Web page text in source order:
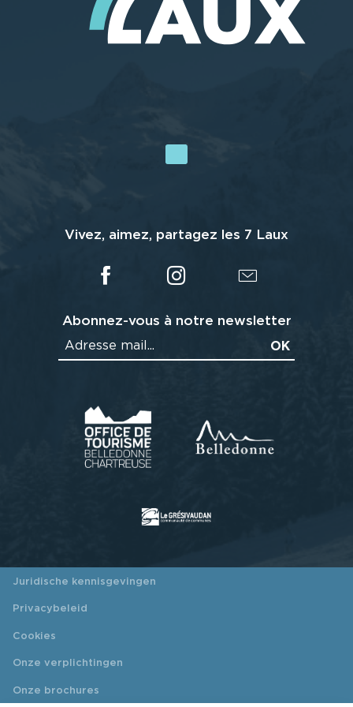
Vivez, aimez, partagez les 7 Laux
Abonnez-vous à notre newsletter
Juridische kennisgevingen
Privacybeleid
Cookies
Onze verplichtingen
Onze brochures